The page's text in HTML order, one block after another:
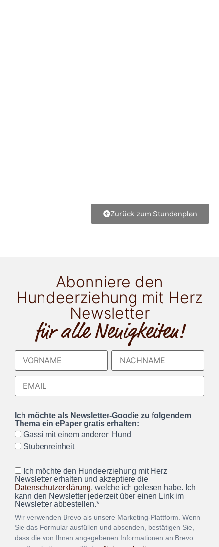
Zurück zum Stundenplan
Abonniere den
Hundeerziehung mit Herz
Newsletter
für alle Neuigkeiten!
Ich möchte als Newsletter-Goodie zu folgendem
Thema ein ePaper gratis erhalten:
Gassi mit einem anderen Hund
Stubenreinheit
Ich möchte den Hundeerziehung mit Herz
Newsletter erhalten und akzeptiere die
Datenschutzerklärung, welche ich gelesen habe. Ich
kann den Newsletter jederzeit über einen Link im
Newsletter abbestellen.*
Wir verwenden Brevo als unsere Marketing-Plattform. Wenn
Sie das Formular ausfüllen und absenden, bestätigen Sie,
dass die von Ihnen angegebenen Informationen an Brevo